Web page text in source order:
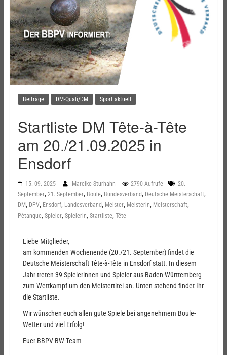
Beiträge DM-Quali/DM Sport aktuell
Startliste DM Tête-à-Tête
am 20./21.09.2025 in
Ensdorf
15. 09. 2025 Mareike Sturhahn 2790 Aufrufe
20.
September, 21. September, Boule, Bundesverband, Deutsche Meisterschaft,
DM, DPV, Ensdorf, Landesverband, Meister, Meisterin, Meisterschaft,
Pétanque, Spieler, Spielerin, Startliste, Tête
Liebe Mitglieder,
am kommenden Wochenende (20./21. September) findet die
Deutsche Meisterschaft Tête-à-Tête in Ensdorf statt. In diesem
Jahr treten 39 Spielerinnen und Spieler aus Baden-Württemberg
zum Wettkampf um den Meistertitel an. Unten stehend findet Ihr
die Startliste.
Wir wünschen euch allen gute Spiele bei angenehmem Boule-
Wetter und viel Erfolg!
Euer BBPV-BW-Team